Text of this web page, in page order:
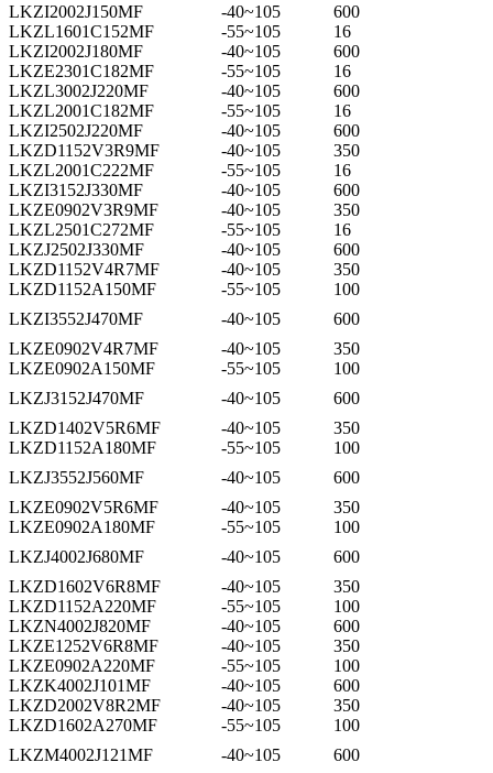
LKZI2002J150MF
-40~105
600
LKZL1601C152MF
-55~105
16
LKZI2002J180MF
-40~105
600
LKZE2301C182MF
-55~105
16
LKZL3002J220MF
-40~105
600
LKZL2001C182MF
-55~105
16
LKZI2502J220MF
-40~105
600
LKZD1152V3R9MF
-40~105
350
LKZL2001C222MF
-55~105
16
LKZI3152J330MF
-40~105
600
LKZE0902V3R9MF
-40~105
350
LKZL2501C272MF
-55~105
16
LKZJ2502J330MF
-40~105
600
LKZD1152V4R7MF
-40~105
350
LKZD1152A150MF
-55~105
100
LKZI3552J470MF
-40~105
600
LKZE0902V4R7MF
-40~105
350
LKZE0902A150MF
-55~105
100
LKZJ3152J470MF
-40~105
600
LKZD1402V5R6MF
-40~105
350
LKZD1152A180MF
-55~105
100
LKZJ3552J560MF
-40~105
600
LKZE0902V5R6MF
-40~105
350
LKZE0902A180MF
-55~105
100
LKZJ4002J680MF
-40~105
600
LKZD1602V6R8MF
-40~105
350
LKZD1152A220MF
-55~105
100
LKZN4002J820MF
-40~105
600
LKZE1252V6R8MF
-40~105
350
LKZE0902A220MF
-55~105
100
LKZK4002J101MF
-40~105
600
LKZD2002V8R2MF
-40~105
350
LKZD1602A270MF
-55~105
100
LKZM4002J121MF
-40~105
600